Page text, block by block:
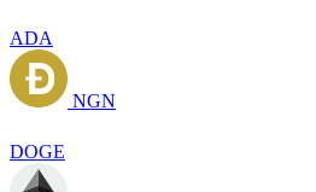
ADA
NGN
DOGE